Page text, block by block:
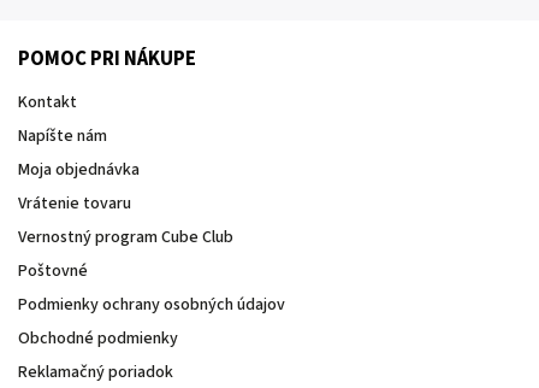
POMOC PRI NÁKUPE
Kontakt
Napíšte nám
Moja objednávka
Vrátenie tovaru
Vernostný program Cube Club
Poštovné
Podmienky ochrany osobných údajov
Obchodné podmienky
Reklamačný poriadok